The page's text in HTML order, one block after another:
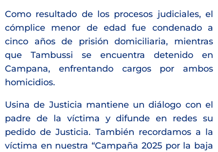
Como resultado de los procesos judiciales, el
cómplice menor de edad fue condenado a
cinco años de prisión domiciliaria, mientras
que Tambussi se encuentra detenido en
Campana, enfrentando cargos por ambos
homicidios.
Usina de Justicia mantiene un diálogo con el
padre de la víctima y difunde en redes su
pedido de Justicia. También recordamos a la
víctima en nuestra “Campaña 2025 por la baja